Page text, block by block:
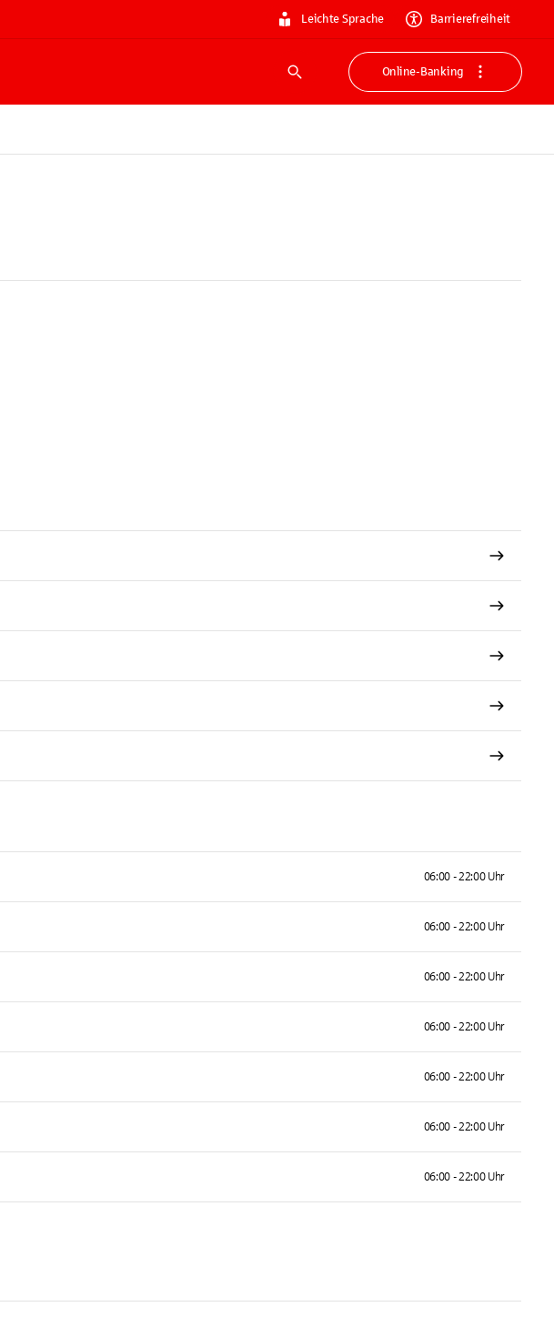
Leichte Sprache Barrierefreiheit
Suche
Online-Banking
06:00 - 22:00 Uhr
06:00 - 22:00 Uhr
06:00 - 22:00 Uhr
06:00 - 22:00 Uhr
06:00 - 22:00 Uhr
06:00 - 22:00 Uhr
06:00 - 22:00 Uhr